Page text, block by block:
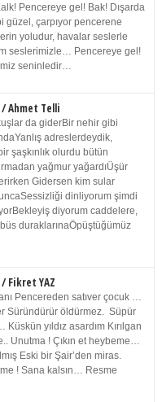
Pencereye gel! Bak! Dışarda
güzel, çarpıyor pencerene
yoludur, havalar seslerle
seslerimizle… Pencereye gel!
seninledir…
/ Ahmet Telli
da giderBir nehir gibi
adreslerdeydik,
şaşkınlık olurdu bütün
yağmur yağardıÜşür
Gidersen kim sular
dinliyorum şimdi
diyorum caddelere,
duraklarınaÖpüştüğümüz
/ Fikret YAZ
Pencereden satıver çocuk …
Süründürür öldürmez. Süpür
yıldız asardım Kırılgan
Unutma ! Çıkın et heybeme…
Eski bir Şair’den miras.
! Sana kalsın… Resme